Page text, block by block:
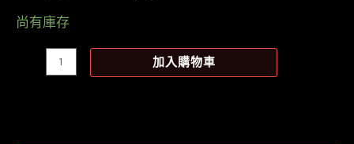
價
尚有庫存
加入購物車